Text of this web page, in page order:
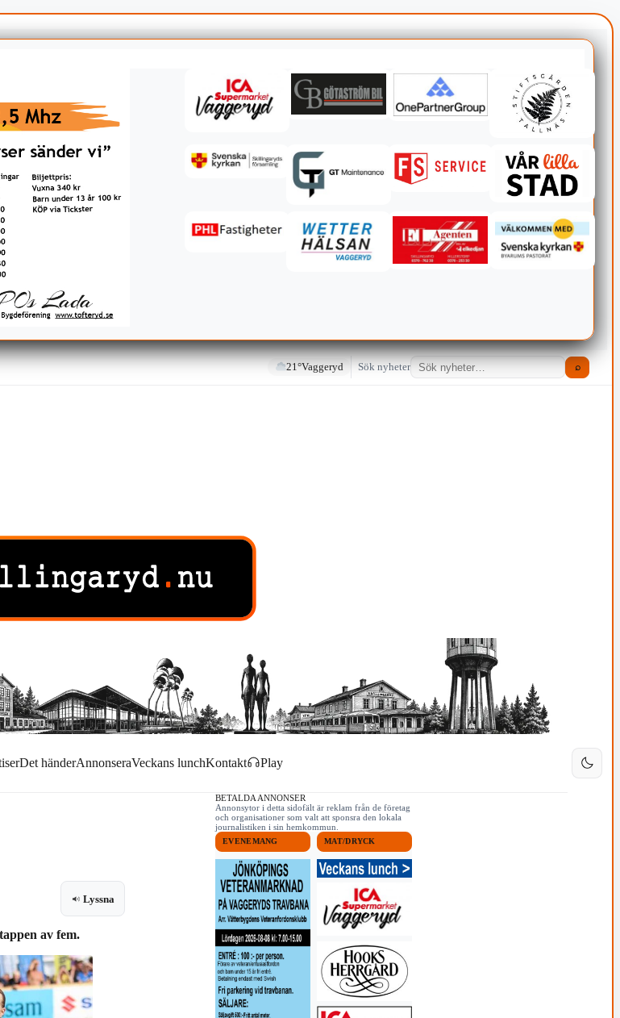
21°Vaggeryd Sök nyheter ⌕
Det händerAnnonseraVeckans lunchKontakt Play
Lyssna
av fem.
BETALDA ANNONSER
Annonsytor i detta sidofält är reklam från de företag
och organisationer som valt att sponsra den lokala
journalistiken i sin hemkommun.
EVENEMANG MAT/DRYCK